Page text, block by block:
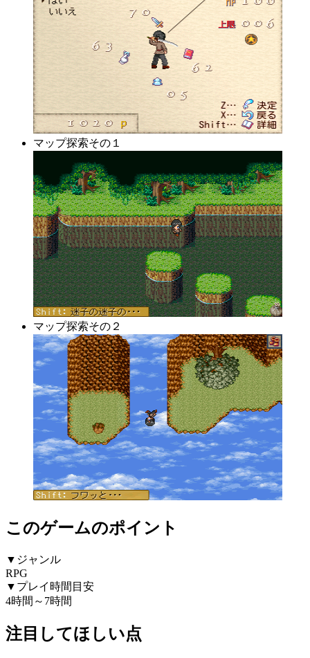
マップ探索その１
マップ探索その２
このゲームのポイント
▼ジャンル
RPG
▼プレイ時間目安
4時間～7時間
注目してほしい点